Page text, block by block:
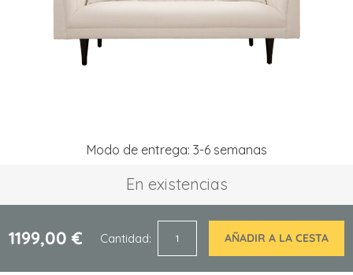
Modo de entrega: 3-6 semanas
En existencias
1199,00 € Cantidad AÑADIR A LA CESTA
de
imágenes